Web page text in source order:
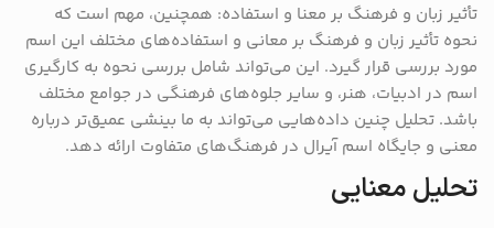
تأثیر زبان و فرهنگ بر معنا و استفاده: همچنین، مهم است که
نحوه تأثیر زبان و فرهنگ بر معانی و استفاده‌های مختلف این اسم
مورد بررسی قرار گیرد. این می‌تواند شامل بررسی نحوه به کارگیری
اسم در ادبیات، هنر، و سایر جلوه‌های فرهنگی در جوامع مختلف
باشد. تحلیل چنین داده‌هایی می‌تواند به ما بینشی عمیق‌تر درباره
معنی و جایگاه اسم آیرال در فرهنگ‌های متفاوت ارائه دهد.
تحلیل معنایی